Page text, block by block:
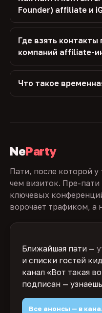
Founder) affiliate и
Где взять
компаний affiliate-
Что такое
NeParty
Пати, после которой у
чем визиток. Пре-
ключевых
ворочает трафиком, а
Ближайшая пати —
и списки гостей
канал «Вот такая
подписан —
Все анонсы — в